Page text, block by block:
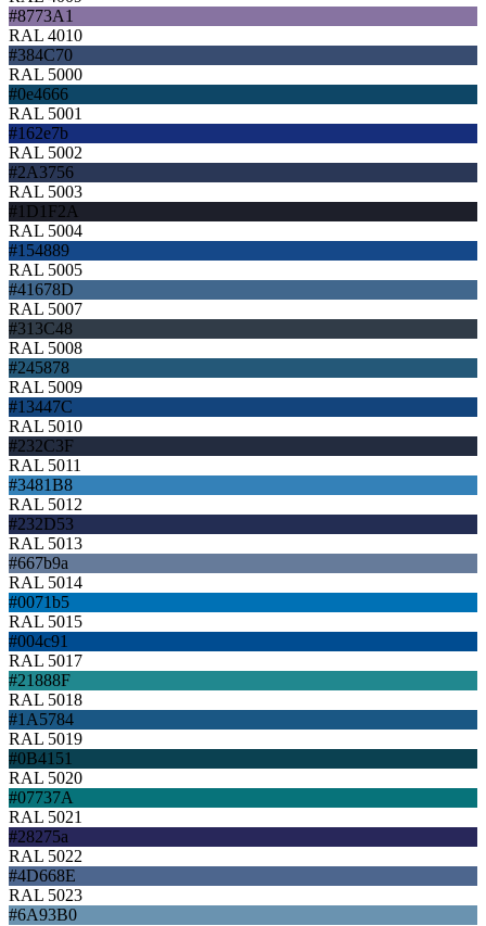
#8773A1
RAL 4010
#384C70
RAL 5000
#0e4666
RAL 5001
#162e7b
RAL 5002
#2A3756
RAL 5003
#1D1F2A
RAL 5004
#154889
RAL 5005
#41678D
RAL 5007
#313C48
RAL 5008
#245878
RAL 5009
#13447C
RAL 5010
#232C3F
RAL 5011
#3481B8
RAL 5012
#232D53
RAL 5013
#667b9a
RAL 5014
#0071b5
RAL 5015
#004c91
RAL 5017
#21888F
RAL 5018
#1A5784
RAL 5019
#0B4151
RAL 5020
#07737A
RAL 5021
#28275a
RAL 5022
#4D668E
RAL 5023
#6A93B0